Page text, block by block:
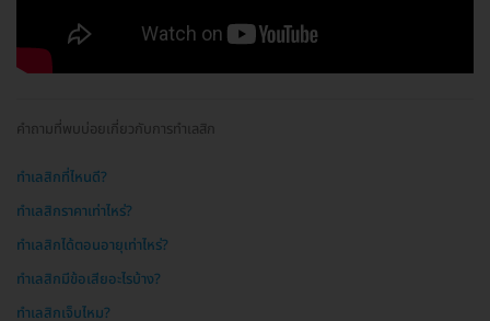
คำถามที่พบบ่อยเกี่ยวกับการทำเลสิก
ทำเลสิกที่ไหนดี?
ทำเลสิกราคาเท่าไหร่?
ทำเลสิกได้ตอนอายุเท่าไหร่?
ทำเลสิกมีข้อเสียอะไรบ้าง?
ทำเลสิกเจ็บไหม?